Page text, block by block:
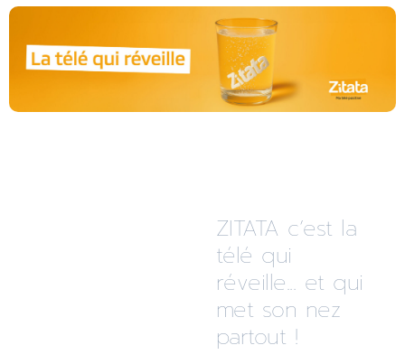
ZITATA c’est la
télé qui
réveille... et qui
met son nez
partout !